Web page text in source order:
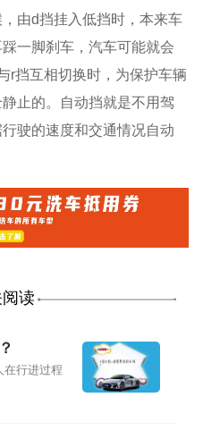
由d挡挂入低挡时，本来车
一脚刹车，汽车可能就会
r挡互相切换时，为保护车辆
止的。自动挡就是不用驾
驶的速度和交通情况自动
读
在行进过程